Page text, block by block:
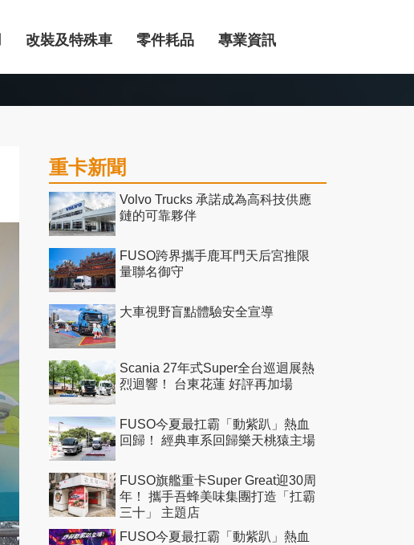
改裝及特殊車 零件耗品 專業資訊
重卡新聞
Volvo Trucks 承諾成為高科技供應
鏈的可靠夥伴
FUSO跨界攜手鹿耳門天后宮推限
量聯名御守
大車視野盲點體驗安全宣導
Scania 27年式Super全台巡迴展熱
烈迴響！ 台東花蓮 好評再加場
FUSO今夏最扛霸「動紫趴」熱血
回歸！ 經典車系回歸樂天桃猿主場
FUSO旗艦重卡Super Great迎30周
年！ 攜手吾蜂美味集團打造「扛霸
三十」 主題店
FUSO今夏最扛霸「動紫趴」熱血